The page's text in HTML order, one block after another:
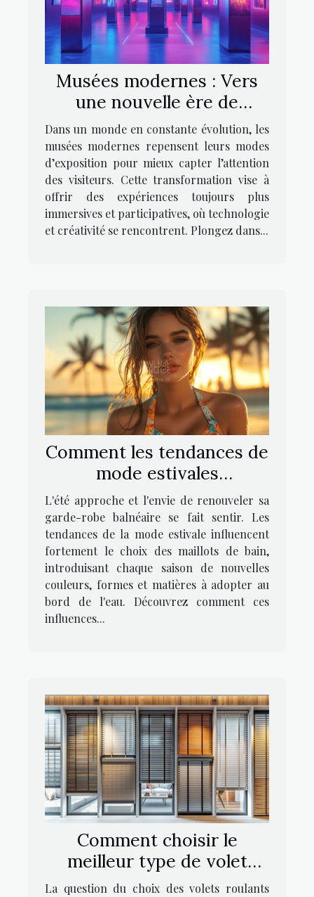
Musées modernes : Vers
une nouvelle ère de
l’exposition
Dans un monde en constante évolution, les
musées modernes repensent leurs modes
d’exposition pour mieux capter l’attention
des visiteurs. Cette transformation vise à
offrir des expériences toujours plus
immersives et participatives, où technologie
et créativité se rencontrent. Plongez dans...
Comment les tendances de
mode estivales
influencent-elles le choix
des maillots de bain ?
L'été approche et l'envie de renouveler sa
garde-robe balnéaire se fait sentir. Les
tendances de la mode estivale influencent
fortement le choix des maillots de bain,
introduisant chaque saison de nouvelles
couleurs, formes et matières à adopter au
bord de l'eau. Découvrez comment ces
influences...
Comment choisir le
meilleur type de volet
roulant pour votre foyer
La question du choix des volets roulants